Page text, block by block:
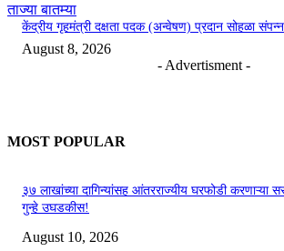
ताज्या बातम्या
केंद्रीय गृहमंत्री दक्षता पदक (अन्वेषण) प्रदान सोहळा संपन्न
August 8, 2026
- Advertisment -
MOST POPULAR
३७ लाखांच्या दागिन्यांसह आंतरराज्यीय घरफोडी करणाऱ्या
गुन्हे उघडकीस!
August 10, 2026